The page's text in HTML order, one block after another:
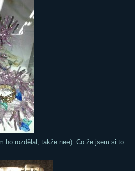
ho rozdělal, takže nee). Co že jsem si to